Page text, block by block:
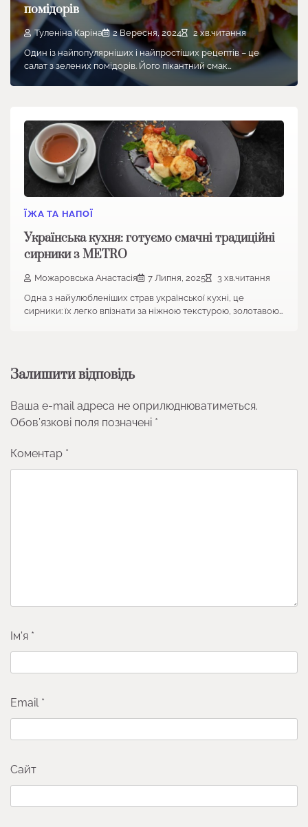
помідорів
Туленіна Каріна 2 Вересня, 2024
2 хв.читання
Один із найпопулярніших і найпростіших рецептів – це
салат з зелених помідорів. Його пікантний смак…
ЇЖА ТА НАПОЇ
Українська кухня: готуємо смачні традиційні
сирники з METRO
Можаровська Анастасія 7 Липня, 2025
3 хв.читання
Одна з найулюбленіших страв української кухні, це
сирники: їх легко впізнати за ніжною текстурою, золотавою…
Залишити відповідь
Ваша e-mail адреса не оприлюднюватиметься.
Обов’язкові поля позначені *
Коментар *
Ім'я *
Email *
Сайт